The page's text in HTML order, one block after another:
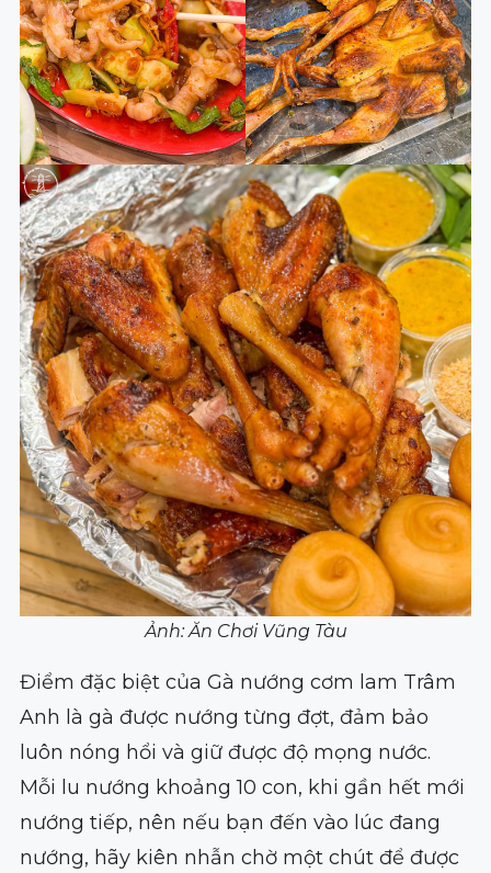
Ảnh: Ăn Chơi Vũng Tàu
Điểm đặc biệt của Gà nướng cơm lam Trâm
Anh là gà được nướng từng đợt, đảm bảo
luôn nóng hổi và giữ được độ mọng nước.
Mỗi lu nướng khoảng 10 con, khi gần hết mới
nướng tiếp, nên nếu bạn đến vào lúc đang
nướng, hãy kiên nhẫn chờ một chút để được